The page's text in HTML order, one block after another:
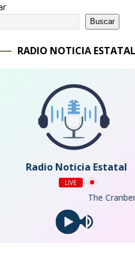
Buscar
RADIO NOTICIA ESTATAL
Radio Noticia Estatal
LIVE
The